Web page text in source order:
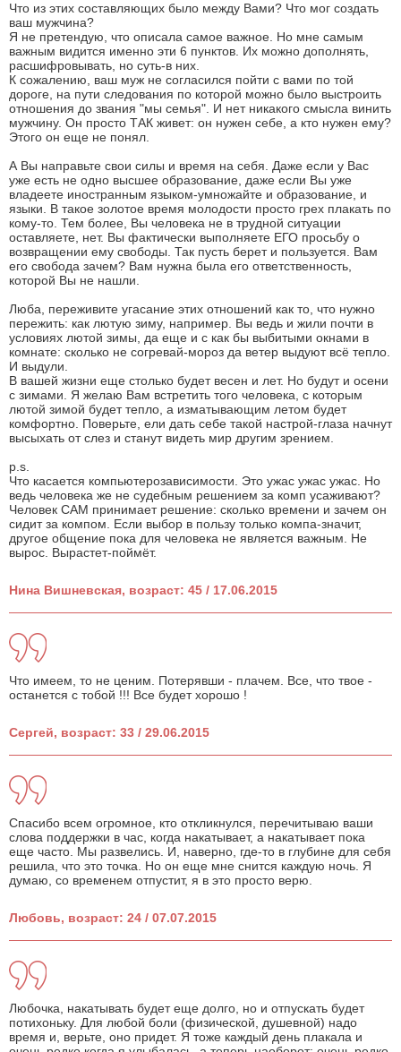
Что из этих составляющих было между Вами? Что мог создать
ваш мужчина?
Я не претендую, что описала самое важное. Но мне самым
важным видится именно эти 6 пунктов. Их можно дополнять,
расшифровывать, но суть-в них.
К сожалению, ваш муж не согласился пойти с вами по той
дороге, на пути следования по которой можно было выстроить
отношения до звания "мы семья". И нет никакого смысла винить
мужчину. Он просто ТАК живет: он нужен себе, а кто нужен ему?
Этого он еще не понял.
А Вы направьте свои силы и время на себя. Даже если у Вас
уже есть не одно высшее образование, даже если Вы уже
владеете иностранным языком-умножайте и образование, и
языки. В такое золотое время молодости просто грех плакать по
кому-то. Тем более, Вы человека не в трудной ситуации
оставляете, нет. Вы фактически выполняете ЕГО просьбу о
возвращении ему свободы. Так пусть берет и пользуется. Вам
его свобода зачем? Вам нужна была его ответственность,
которой Вы не нашли.
Люба, переживите угасание этих отношений как то, что нужно
пережить: как лютую зиму, например. Вы ведь и жили почти в
условиях лютой зимы, да еще и с как бы выбитыми окнами в
комнате: сколько не согревай-мороз да ветер выдуют всё тепло.
И выдули.
В вашей жизни еще столько будет весен и лет. Но будут и осени
с зимами. Я желаю Вам встретить того человека, с которым
лютой зимой будет тепло, а изматывающим летом будет
комфортно. Поверьте, ели дать себе такой настрой-глаза начнут
высыхать от слез и станут видеть мир другим зрением.
p.s.
Что касается компьютерозависимости. Это ужас ужас ужас. Но
ведь человека же не судебным решением за комп усаживают?
Человек САМ принимает решение: сколько времени и зачем он
сидит за компом. Если выбор в пользу только компа-значит,
другое общение пока для человека не является важным. Не
вырос. Вырастет-поймёт.
Нина Вишневская, возраст: 45 / 17.06.2015
Что имеем, то не ценим. Потерявши - плачем. Все, что твое -
останется с тобой !!! Все будет хорошо !
Сергей, возраст: 33 / 29.06.2015
Спасибо всем огромное, кто откликнулся, перечитываю ваши
слова поддержки в час, когда накатывает, а накатывает пока
еще часто. Мы развелись. И, наверно, где-то в глубине для себя
решила, что это точка. Но он еще мне снится каждую ночь. Я
думаю, со временем отпустит, я в это просто верю.
Любовь, возраст: 24 / 07.07.2015
Любочка, накатывать будет еще долго, но и отпускать будет
потихоньку. Для любой боли (физической, душевной) надо
время и, верьте, оно придет. Я тоже каждый день плакала и